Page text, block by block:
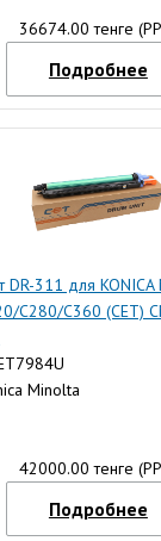
36674.00 тенге
Подробнее
311 для KONICA
C280/C360 (CET)
Minolta
42000.00 тенге
Подробнее